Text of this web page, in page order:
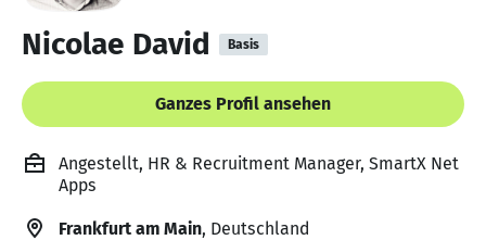
Nicolae David Basis
Ganzes Profil ansehen
Angestellt, HR & Recruitment Manager, SmartX Net
Apps
Frankfurt am Main, Deutschland